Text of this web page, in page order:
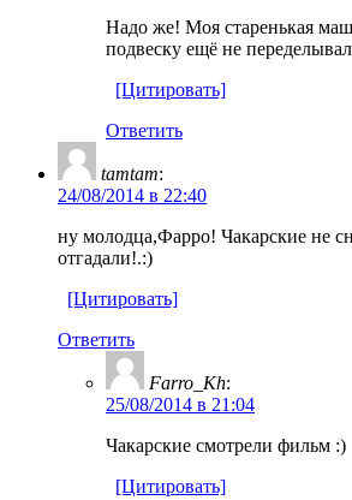
Надо же! Моя старенькая
подвеску ещё не
[Цитировать]
Ответить
tamtam:
24/08/2014 в 22:40
ну молодца,Фарро! Чакарские не
отгадали!.:)
[Цитировать]
Ответить
Farro_Kh:
25/08/2014 в 21:04
Чакарские смотрели фильм :)
[Цитировать]